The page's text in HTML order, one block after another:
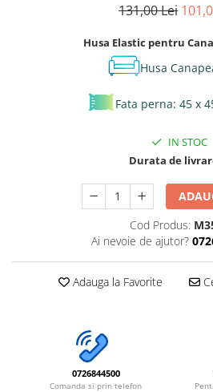
131,00 Lei
Husa Elastic pentru
Husa
Fata perna: 45 x
IN STOC
Durata de
Cod Produs:
Ai nevoie de ajutor?
Adauga la Favorite
0726844500
Comanda si prin telefon